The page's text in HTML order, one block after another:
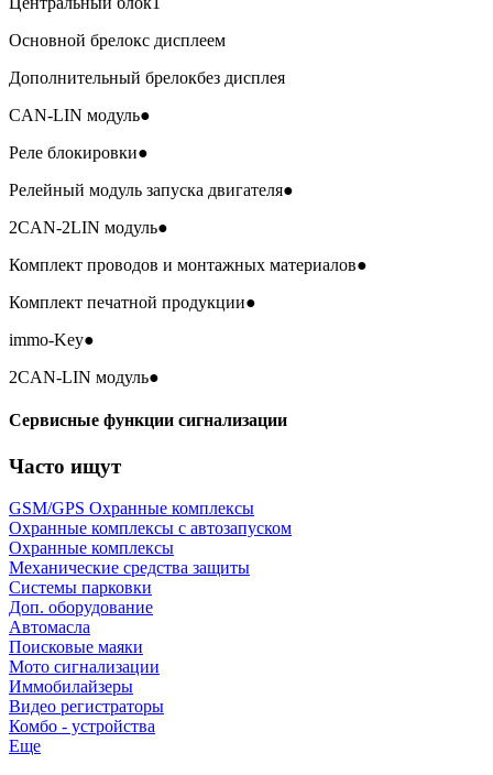
Основной брелокс дисплеем
Дополнительный брелокбез дисплея
CAN-LIN модуль●
Реле блокировки●
Релейный модуль запуска двигателя●
2CAN-2LIN модуль●
Комплект проводов и монтажных материалов●
Комплект печатной продукции●
immo-Key●
2CAN-LIN модуль●
Сервисные функции сигнализации
Часто ищут
GSM/GPS Охранные комплексы
Охранные комплексы с автозапуском
Охранные комплексы
Механические средства защиты
Системы парковки
Доп. оборудование
Автомасла
Поисковые маяки
Мото сигнализации
Иммобилайзеры
Видео регистраторы
Комбо - устройства
Еще